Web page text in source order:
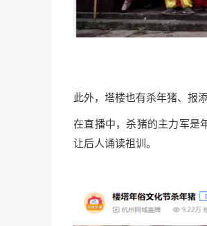
此外，塔楼也有杀年猪、报
在直播中，杀猪的主力军是
让后人诵读祖训。